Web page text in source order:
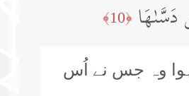
﴿10﴾
ہوا وہ جس نے اُس